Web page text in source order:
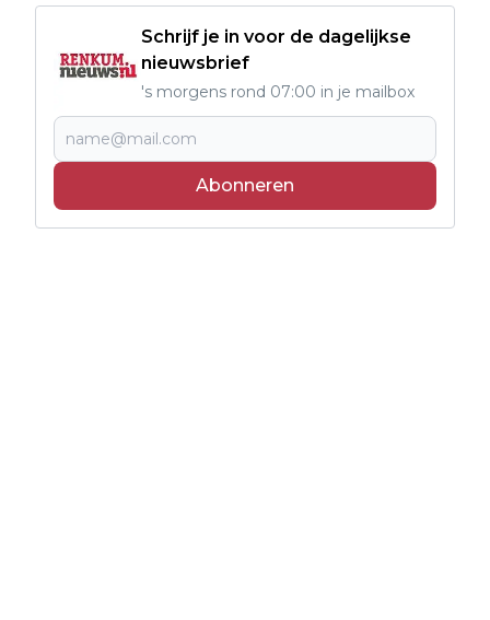
Schrijf je in voor de dagelijkse
nieuwsbrief
's morgens rond 07:00 in je mailbox
Abonneren